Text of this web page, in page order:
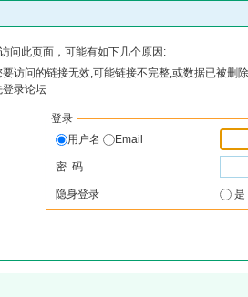
问此页面，可能有如下几个原因:
访问的链接无效,可能链接不完整,或数据已被删
登录论坛
登录
用户名
Email
密 码
隐身登录